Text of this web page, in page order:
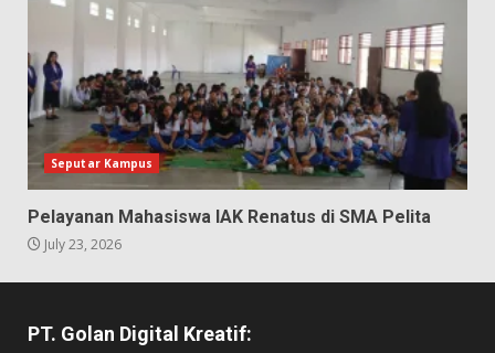
Seputar Kampus
Pelayanan Mahasiswa IAK Renatus di SMA Pelita
July 23, 2026
PT. Golan Digital Kreatif: